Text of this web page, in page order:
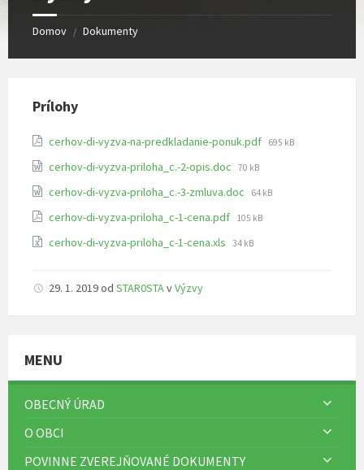
Domov / Dokumenty
Prílohy
cerhov-di-vyzva-na-predkladanie-ponuk.pdf Veľkosť
695 kB
cerhov-di-vyzva-priloha_c.-2-opis.doc Veľkosť
70 kB
cerhov-di-vyzva-priloha_c.-3-zmluva.doc Veľkosť
64 kB
cerhov-di-vyzva-priloha_c-1-cena.pdf Veľkosť
105 kB
cerhov-di-vyzva-priloha_c-1-cena.xls Veľkosť
34 kB
29. 1. 2019od STAR0STAvVýzvy
MENU
OBECNÝ ÚRAD
O OBCI
POVINNE ZVEREJŇOVANÉ DOKUMENTY